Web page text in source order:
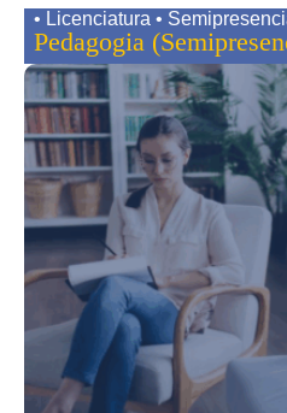
• Licenciatura •
Pedagogia